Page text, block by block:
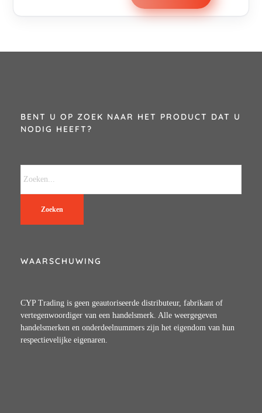
BENT U OP ZOEK NAAR HET PRODUCT DAT U
NODIG HEEFT?
Zoeken
WAARSCHUWING
CYP Trading is geen geautoriseerde distributeur, fabrikant of
vertegenwoordiger van een handelsmerk. Alle weergegeven
handelsmerken en onderdeelnummers zijn het eigendom van hun
respectievelijke eigenaren.